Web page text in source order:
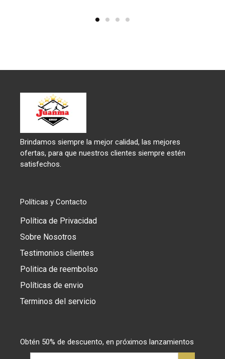
Brindamos siempre la mejor calidad, las mejores
ofertas, para que nuestros clientes siempre estén
satisfechos.
Políticas y Contacto
Política de Privacidad
Sobre Nosotros
Testimonios clientes
Politica de reembolso
Políticas de envio
Terminos del servicio
Obtén 50% de descuento, en próximos lanzamientos